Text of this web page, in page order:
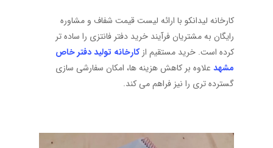
کارخانه لیدانکو با ارائه لیست قیمت شفاف و مشاوره
رایگان به مشتریان فرآیند خرید دفتر فانتزی را ساده تر
کرده است. خرید مستقیم ازکارخانه تولید دفتر خاص
مشهد علاوه بر کاهش هزینه ها، امکان سفارشی سازی
گسترده تری را نیز فراهم می کند.
نمایشگر